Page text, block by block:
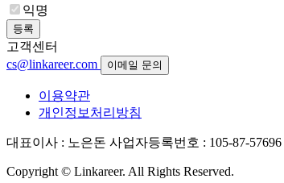
익명
등록
고객센터
cs@linkareer.com
이메일 문의
이용약관
개인정보처리방침
대표이사 : 노은돈 사업자등록번호 : 105-87-57696
Copyright © Linkareer. All Rights Reserved.